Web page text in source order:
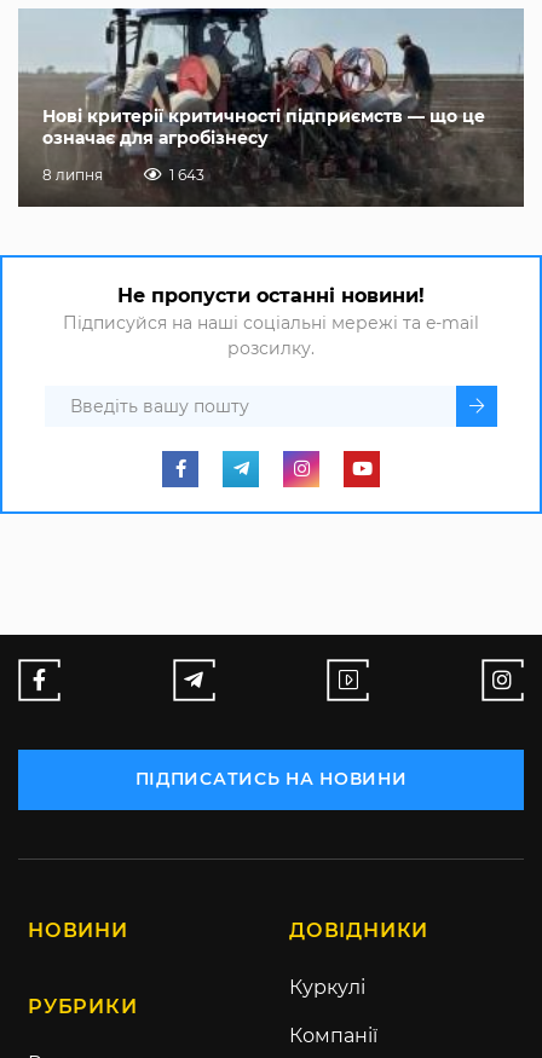
Нові критерії критичності підприємств — що це
означає для агробізнесу
8 липня 1 643
Не пропусти останні новини!
Підписуйся на наші соціальні мережі та e-mail
розсилку.
ПІДПИСАТИСЬ НА НОВИНИ
НОВИНИ
РУБРИКИ
ДОВІДНИКИ
Куркулі
Компанії